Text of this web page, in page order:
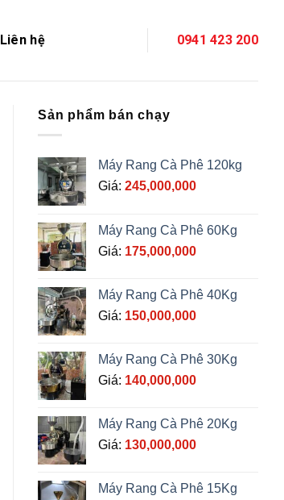
Liên hệ 0941 423 200
Sản phẩm bán chạy
Máy Rang Cà Phê 120kg
Giá: 245,000,000
Máy Rang Cà Phê 60Kg
Giá: 175,000,000
Máy Rang Cà Phê 40Kg
Giá: 150,000,000
Máy Rang Cà Phê 30Kg
Giá: 140,000,000
Máy Rang Cà Phê 20Kg
Giá: 130,000,000
Máy Rang Cà Phê 15Kg